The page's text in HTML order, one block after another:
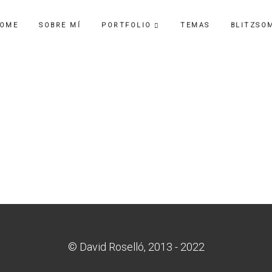
SOBRE MÍ PORTFOLIO TEMAS
© David Roselló, 2013 - 2022